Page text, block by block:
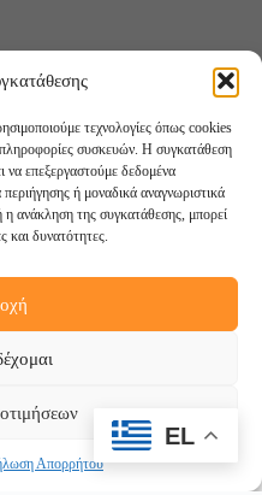
τεχνολογίες όπως cookies
συσκευών. Η συγκατάθεση
να επεξεργαστούμε δεδομένα
ή μοναδικά αναγνωριστικά
ανάκληση της συγκατάθεσης, μπορεί
και δυνατότητες.
Απορρήτου
EL